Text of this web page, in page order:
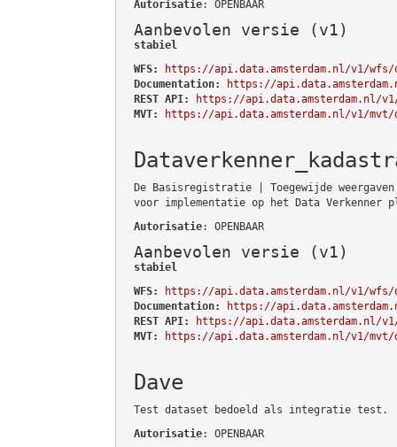
Autorisatie: OPENBAAR
Aanbevolen versie (v1)
stabiel
WFS:
https://api.data.amsterdam.nl/v1/wfs/
Documentation:
https://
REST API:
https://api.data.amsterdam.nl/
MVT:
https://api.data.amsterdam.nl/v1/
De Basisregistratie | Toegewijde
voor implementatie op het Data Verkenner
Autorisatie: OPENBAAR
Aanbevolen versie (v1)
stabiel
WFS:
https://api.data.amsterdam.nl/v1/wfs/
Documentation:
https://
REST API:
https://api.data.amsterdam.nl/
MVT:
https://api.data.amsterdam.nl/v1/mvt/
Dave
Test dataset bedoeld als integratie test.
Autorisatie: OPENBAAR